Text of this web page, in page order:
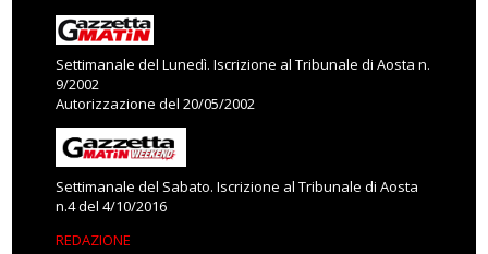
Settimanale del Lunedì. Iscrizione al Tribunale di Aosta n.
9/2002
Autorizzazione del 20/05/2002
Settimanale del Sabato. Iscrizione al Tribunale di Aosta
n.4 del 4/10/2016
REDAZIONE